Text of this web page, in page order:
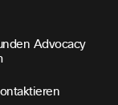
Advocacy